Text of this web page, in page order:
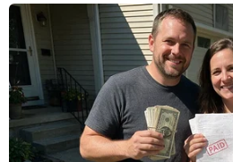
Các nước vùng Vịnh đối
dầu thấp trong dài hạn
13/12/2018 03:35
Giới phân tích cho rằng những
thương mại Mỹ-Trung Quốc và
kinh tế toàn cầu năm 2019